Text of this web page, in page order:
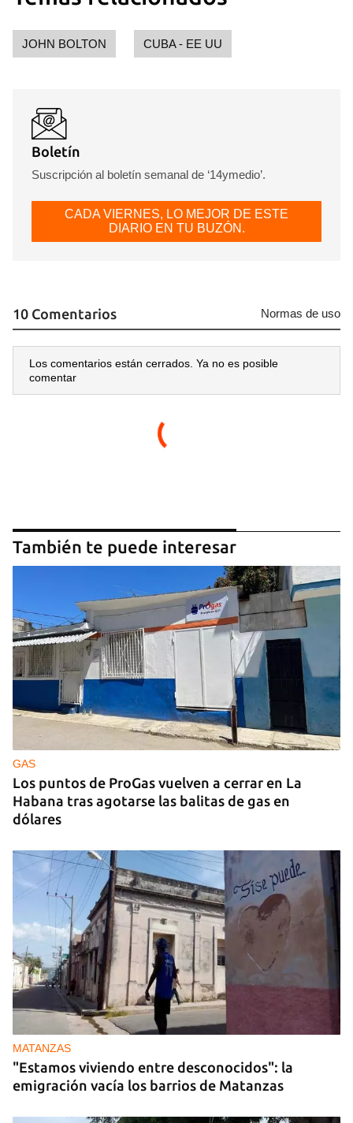
INICIAR SESIÓN
JOHN BOLTON CUBA - EE UU
Boletín
Suscripción al boletín semanal de ‘14ymedio’.
CADA VIERNES, LO MEJOR DE ESTE
DIARIO EN TU BUZÓN.
10 Comentarios Normas de uso
Los comentarios están cerrados. Ya no es posible
comentar
También te puede interesar
GAS
Los puntos de ProGas vuelven a cerrar en La
Habana tras agotarse las balitas de gas en
dólares
MATANZAS
"Estamos viviendo entre desconocidos": la
emigración vacía los barrios de Matanzas